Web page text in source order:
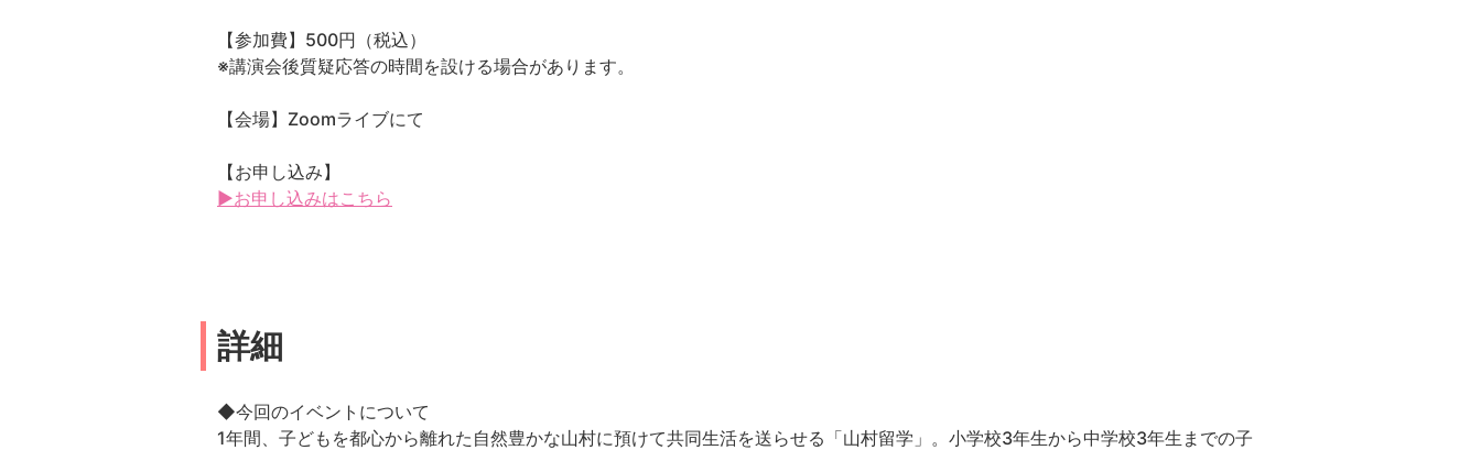
【参加費】500円（税込）
※講演会後質疑応答の時間を設ける場合があります。
【会場】Zoomライブにて
【お申し込み】
▶お申し込みはこちら
詳細
◆今回のイベントについて
1年間、子どもを都心から離れた自然豊かな山村に預けて共同生活を送らせる「山村留学」。小学校3年生から中学校3年生までの子